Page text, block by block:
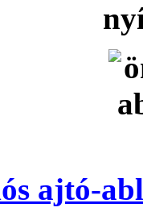
ajtó-